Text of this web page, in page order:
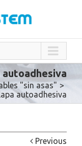
"sin asas" >
autoadhesiva
Previous